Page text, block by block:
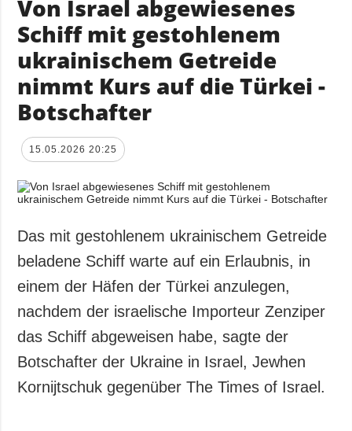
Von Israel abgewiesenes
Schiff mit gestohlenem
ukrainischem Getreide
nimmt Kurs auf die Türkei -
Botschafter
15.05.2026 20:25
Das mit gestohlenem ukrainischem Getreide
beladene Schiff warte auf ein Erlaubnis, in
einem der Häfen der Türkei anzulegen,
nachdem der israelische Importeur Zenziper
das Schiff abgeweisen habe, sagte der
Botschafter der Ukraine in Israel, Jewhen
Kornijtschuk gegenüber The Times of Israel.